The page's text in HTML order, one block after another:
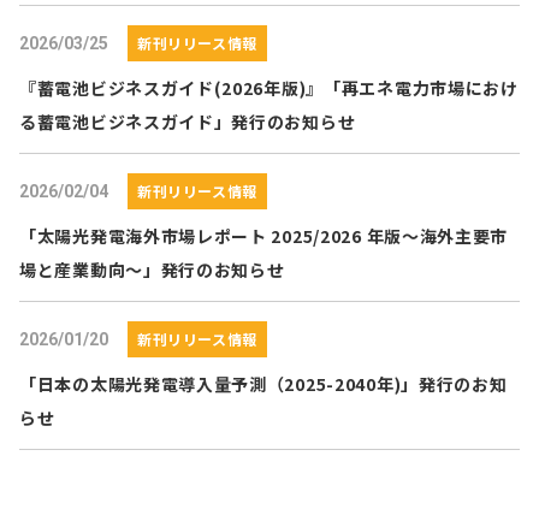
2026/03/25 新刊リリース情報
『蓄電池ビジネスガイド(2026年版)』「再エネ電力市場におけ
る蓄電池ビジネスガイド」発行のお知らせ
2026/02/04 新刊リリース情報
「太陽光発電海外市場レポート 2025/2026 年版～海外主要市
場と産業動向～」発行のお知らせ
2026/01/20 新刊リリース情報
「日本の太陽光発電導入量予測（2025-2040年)」発行のお知
らせ